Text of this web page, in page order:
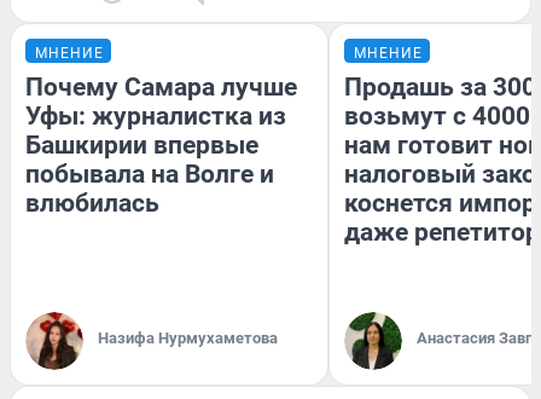
МНЕНИЕ
Почему Самара лучше
Уфы: журналистка из
Башкирии впервые
побывала на Волге и
влюбилась
Назифа Нурмухаметова
МНЕНИЕ
Продашь за
возьмут с
нам готовит
налоговый
коснется
даже
Анастасия